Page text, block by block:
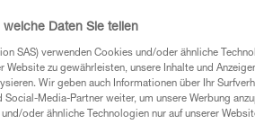
um die es in diesem Tech Tipp
Um diese Zusatzinformationen
enthaltenen Informationen
Daten Sie teilen
SAS) verwenden Cookies und/oder ähnliche
Website zu gewährleisten, unsere Inhalte und
Wir geben auch Informationen über Ihr
Social-Media-Partner weiter, um unsere Werbung
oder ähnliche Technologien nur auf unserer